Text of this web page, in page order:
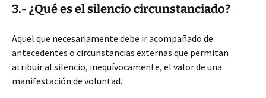
3.- ¿Qué es el silencio circunstanciado?
Aquel que necesariamente debe ir acompañado de
antecedentes o circunstancias externas que permitan
atribuir al silencio, inequívocamente, el valor de una
manifestación de voluntad.